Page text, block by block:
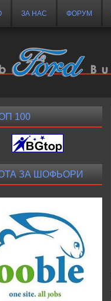
ЗА НАС ФОРУМ
100
ЗА ШОФЬОРИ